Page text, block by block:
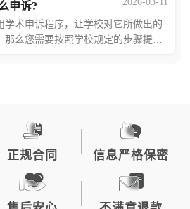
申诉?
学术申诉程序，让学校对它所做出的
那么您需要按照学校规定的步骤提出
正规合同 信息严格保密